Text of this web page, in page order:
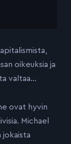
oikeuksia ja
valtaa…
ovat hyvin
Michael